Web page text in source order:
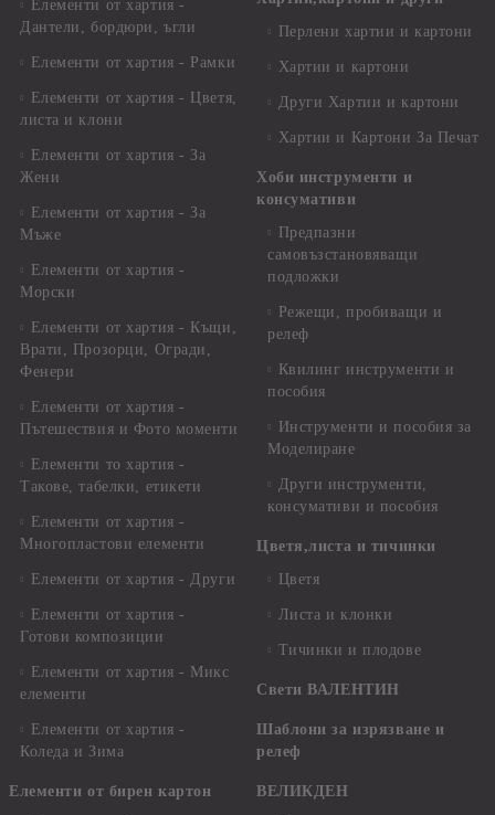
Елементи от хартия -
Дантели, бордюри, ъгли
Елементи от хартия - Рамки
Елементи от хартия - Цветя,
листа и клони
Елементи от хартия - За
Жени
Елементи от хартия - За
Мъже
Елементи от хартия -
Морски
Елементи от хартия - Къщи,
Врати, Прозорци, Огради,
Фенери
Елементи от хартия -
Пътешествия и Фото моменти
Елементи то хартия -
Такове, табелки, етикети
Елементи от хартия -
Многопластови елементи
Елементи от хартия - Други
Елементи от хартия -
Готови композиции
Елементи от хартия - Микс
елементи
Елементи от хартия -
Коледа и Зима
Елементи от бирен картон
Перлени хартии и картони
Хартии и картони
Други Хартии и картони
Хартии и Картони За Печат
Хоби инструменти и
консумативи
Предпазни
самовъзстановяващи
подложки
Режещи, пробиващи и
релеф
Квилинг инструменти и
пособия
Инструменти и пособия за
Моделиране
Други инструменти,
консумативи и пособия
Цветя,листа и тичинки
Цветя
Листа и клонки
Тичинки и плодове
Свети ВАЛЕНТИН
Шаблони за изрязване и
релеф
ВЕЛИКДЕН